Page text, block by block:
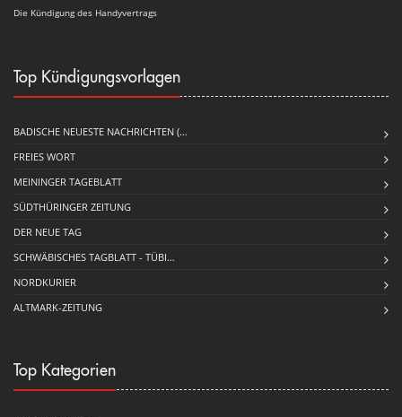
Die Kündigung des Handyvertrags
Top Kündigungsvorlagen
BADISCHE NEUESTE NACHRICHTEN (…
FREIES WORT
MEININGER TAGEBLATT
SÜDTHÜRINGER ZEITUNG
DER NEUE TAG
SCHWÄBISCHES TAGBLATT - TÜBI…
NORDKURIER
ALTMARK-ZEITUNG
Top Kategorien